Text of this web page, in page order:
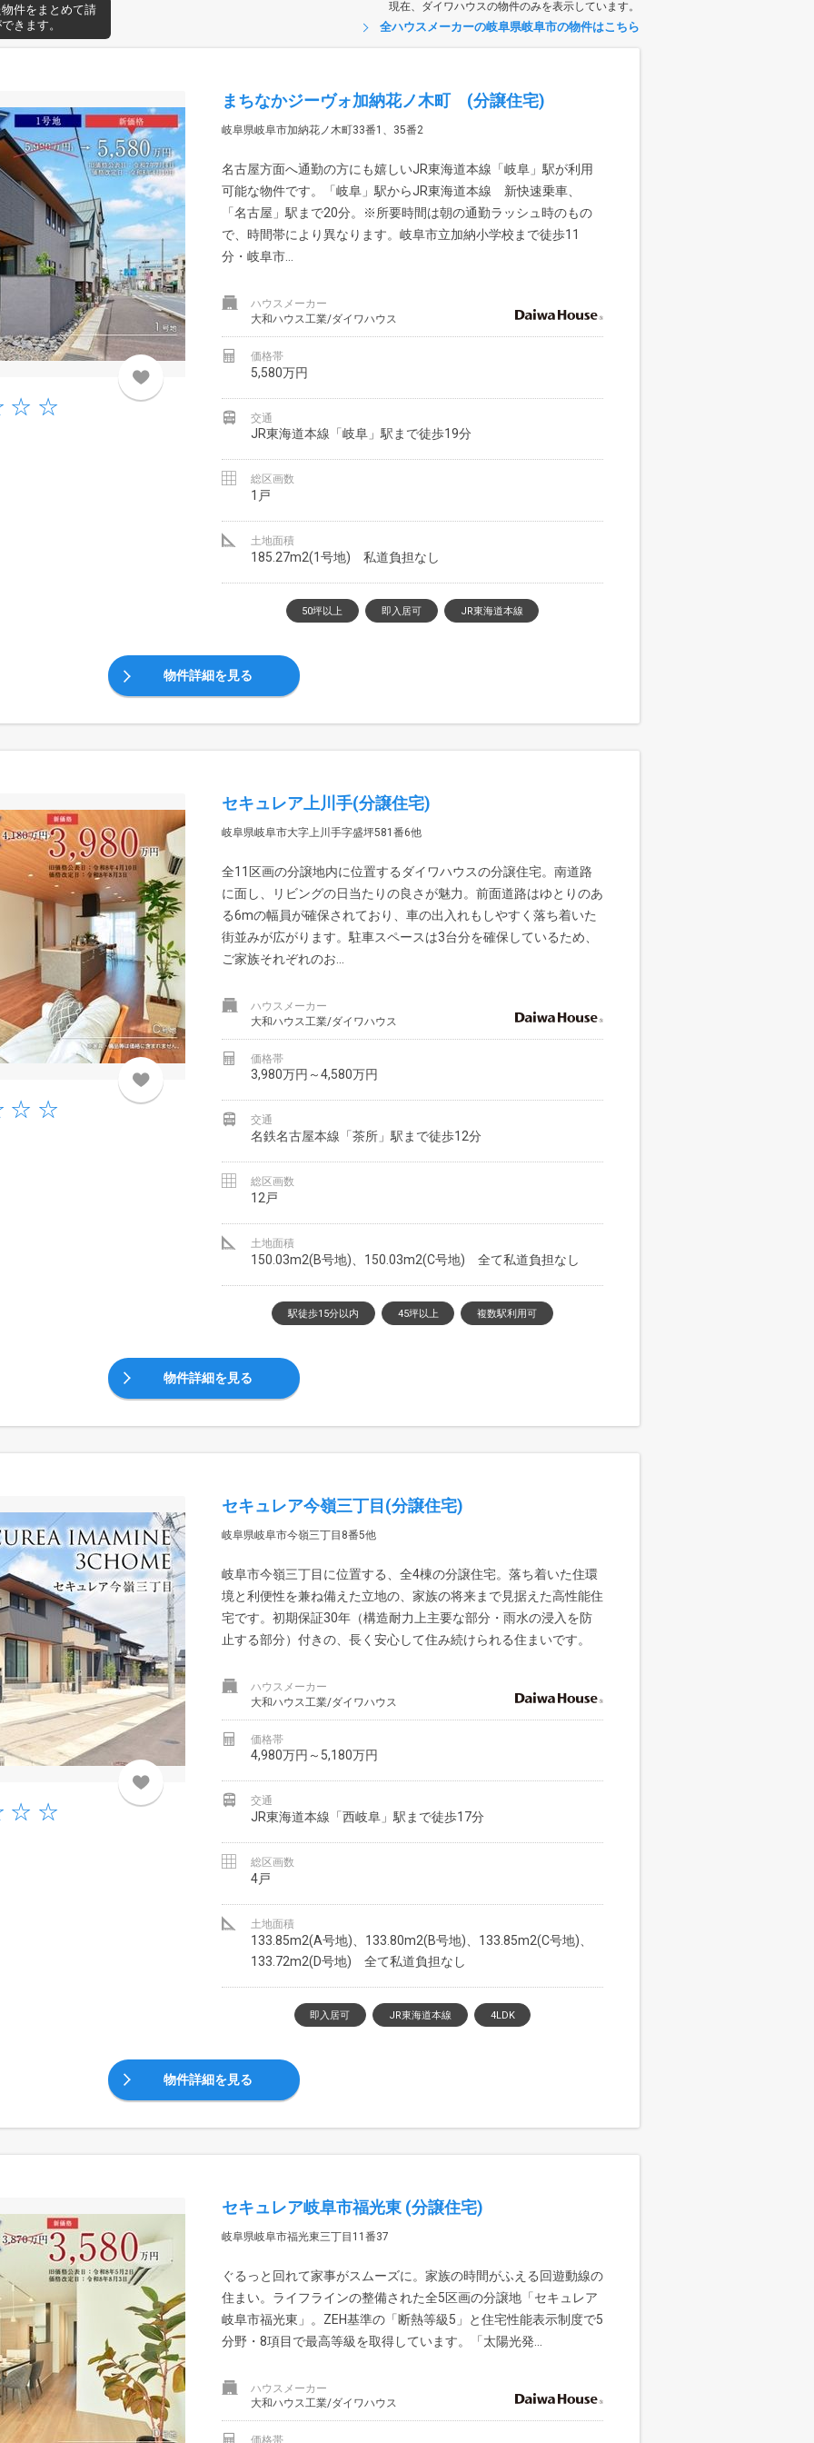
件をまとめて請
きます。
現在、ダイワハウスの物件のみを表示しています。
全ハウスメーカーの岐阜県岐阜市の物件はこちら
まちなかジーヴォ加納花ノ木町 (分譲住宅)
岐阜県岐阜市加納花ノ木町33番1、35番2
名古屋方面へ通勤の方にも嬉しいJR東海道本線「岐阜」駅が利用
可能な物件です。「岐阜」駅からJR東海道本線 新快速乗車、
「名古屋」駅まで20分。※所要時間は朝の通勤ラッシュ時のもの
で、時間帯により異なります。岐阜市立加納小学校まで徒歩11
分・岐阜市...
ハウスメーカー
大和ハウス工業/ダイワハウス
価格帯
5,580万円
交通
JR東海道本線「岐阜」駅まで徒歩19分
総区画数
1戸
土地面積
185.27m2(1号地) 私道負担なし
50坪以上 即入居可 JR東海道本線
物件詳細を見る
セキュレア上川手(分譲住宅)
岐阜県岐阜市大字上川手字盛坪581番6他
全11区画の分譲地内に位置するダイワハウスの分譲住宅。南道路
に面し、リビングの日当たりの良さが魅力。前面道路はゆとりのあ
る6mの幅員が確保されており、車の出入れもしやすく落ち着いた
街並みが広がります。駐車スペースは3台分を確保しているため、
ご家族それぞれのお...
ハウスメーカー
大和ハウス工業/ダイワハウス
価格帯
3,980万円～4,580万円
交通
名鉄名古屋本線「茶所」駅まで徒歩12分
総区画数
12戸
土地面積
150.03m2(B号地)、150.03m2(C号地) 全て私道負担なし
駅徒歩15分以内 45坪以上 複数駅利用可
物件詳細を見る
セキュレア今嶺三丁目(分譲住宅)
岐阜県岐阜市今嶺三丁目8番5他
岐阜市今嶺三丁目に位置する、全4棟の分譲住宅。落ち着いた住環
境と利便性を兼ね備えた立地の、家族の将来まで見据えた高性能住
宅です。初期保証30年（構造耐力上主要な部分・雨水の浸入を防
止する部分）付きの、長く安心して住み続けられる住まいです。
ハウスメーカー
大和ハウス工業/ダイワハウス
価格帯
4,980万円～5,180万円
交通
JR東海道本線「西岐阜」駅まで徒歩17分
総区画数
4戸
土地面積
133.85m2(A号地)、133.80m2(B号地)、133.85m2(C号地)、
133.72m2(D号地) 全て私道負担なし
即入居可 JR東海道本線 4LDK
物件詳細を見る
セキュレア岐阜市福光東 (分譲住宅)
岐阜県岐阜市福光東三丁目11番37
ぐるっと回れて家事がスムーズに。家族の時間がふえる回遊動線の
住まい。ライフラインの整備された全5区画の分譲地「セキュレア
岐阜市福光東」。ZEH基準の「断熱等級5」と住宅性能表示制度で5
分野・8項目で最高等級を取得しています。「太陽光発...
ハウスメーカー
大和ハウス工業/ダイワハウス